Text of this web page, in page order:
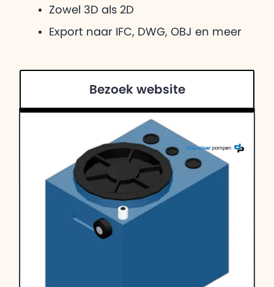
Zowel 3D als 2D
Export naar IFC, DWG, OBJ en meer
Bezoek website